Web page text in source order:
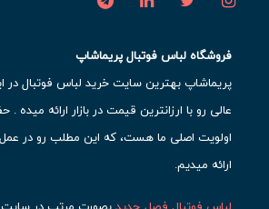
فروشگاه لباس فوتبال پریماشاپ
پریماشاپ بهترین سایت خرید لباس فوتبال
عالی رو با ارزانترین قیمت در بازار ارائه
اولویت اصلی ما هست، که این مطلب رو در
ارائه میدیم.